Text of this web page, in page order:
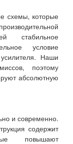
схемы, которые
стабильное
условие
Наши
поэтому
абсолютную
и современно.
содержит
повышают